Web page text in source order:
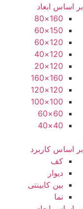
بر اساس ابعاد
160×80
150×60
120×60
120×40
120×20
160×160
120×120
100×100
60×60
40×40
بر اساس کاربرد
کف
دیوار
بین کابینتی
نما